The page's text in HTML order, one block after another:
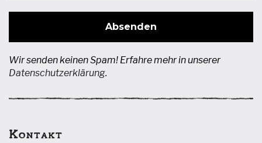
Wir senden keinen Spam! Erfahre mehr in unserer
Datenschutzerklärung.
Kontakt